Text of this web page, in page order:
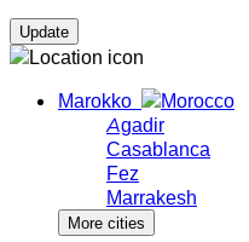
Marokko
Agadir
Casablanca
Fez
Marrakesh
More cities